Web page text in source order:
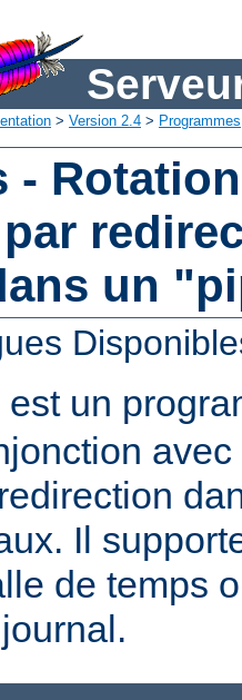
> Version 2.4 > Programmes
-
un
est un
Il
de temps